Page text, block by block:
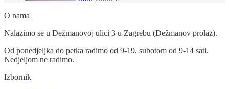
O nama
Nalazimo se u Dežmanovoj ulici 3 u Zagrebu (Dežmanov prolaz).
Od ponedjeljka do petka radimo od 9-19, subotom od 9-14 sati.
Nedjeljom ne radimo.
Izbornik